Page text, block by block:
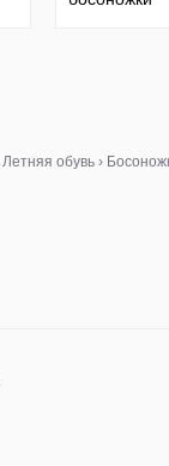
Летняя обувь ›